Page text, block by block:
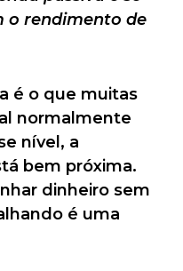
o rendimento de
é o que muitas
normalmente
nível, a
bem próxima.
dinheiro sem
é uma